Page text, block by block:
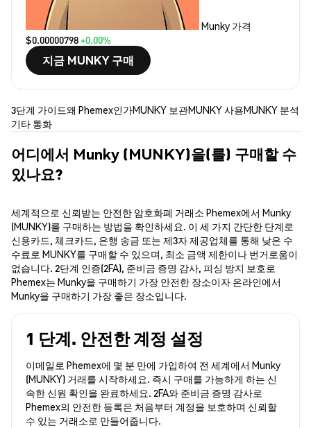
Munky 가격
$0.00000798+0.00%
지금 MUNKY 구매
3단계 가이드왜 Phemex인가MUNKY 보관MUNKY 사용MUNKY 분석
기타 통화
어디에서 Munky (MUNKY)을(를) 구매할 수
있나요?
세계적으로 신뢰받는 안전한 암호화폐 거래소 Phemex에서 Munky
(MUNKY)를 구매하는 방법을 확인하세요. 이 세 가지 간단한 단계로
신용카드, 체크카드, 은행 송금 또는 제3자 제공업체를 통해 낮은 수
수료로 MUNKY를 구매할 수 있으며, 최소 금액 제한이나 번거로움이
없습니다. 2단계 인증(2FA), 준비금 증명 감사, 피싱 방지 보호로
Phemex는 Munky을 구매하기 가장 안전한 장소이자 온라인에서
Munky을 구매하기 가장 좋은 장소입니다.
1 단계. 안전한 계정 설정
이메일로 Phemex에 몇 분 만에 가입하여 전 세계에서 Munky
(MUNKY) 거래를 시작하세요. 즉시 구매를 가능하게 하는 신
속한 신원 확인을 완료하세요. 2FA와 준비금 증명 감사로
Phemex의 안전한 등록은 처음부터 계정을 보호하며 신뢰할
수 있는 거래소로 만들어줍니다.